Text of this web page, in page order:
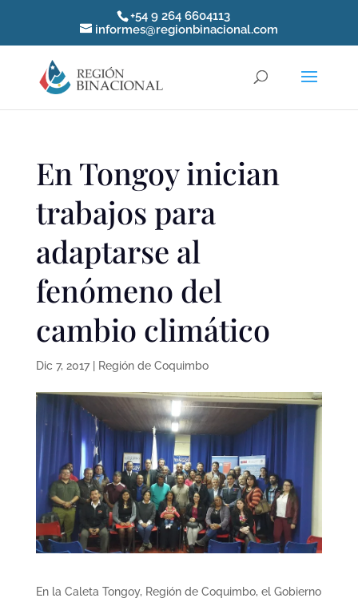
+54 9 264 6604113
informes@regionbinacional.com
En Tongoy inician
trabajos para
adaptarse al
fenómeno del
cambio climático
Dic 7, 2017| Región de Coquimbo
En la Caleta Tongoy, Región de Coquimbo, el Gobierno